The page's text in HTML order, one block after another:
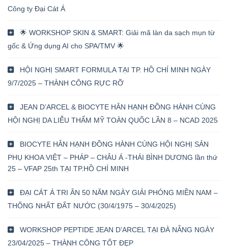
Công ty Đại Cát Á
🌟 WORKSHOP SKIN & SMART: Giải mã làn da sạch mụn từ
gốc & Ứng dụng AI cho SPA/TMV 🌟
HỘI NGHỊ SMART FORMULA TẠI TP. HỒ CHÍ MINH NGÀY
9/7/2025 – THÀNH CÔNG RỰC RỠ
JEAN D’ARCEL & BIOCYTE HÂN HẠNH ĐỒNG HÀNH CÙNG
HỘI NGHỊ DA LIỄU THẨM MỸ TOÀN QUỐC LẦN 8 – NCAD 2025
BIOCYTE HÂN HẠNH ĐỒNG HÀNH CÙNG HỘI NGHỊ SẢN
PHỤ KHOA VIỆT – PHÁP – CHÂU Á -THÁI BÌNH DƯƠNG lần thứ
25 – VFAP 25th TẠI TP.HỒ CHÍ MINH
ĐẠI CÁT Á TRI ÂN 50 NĂM NGÀY GIẢI PHÓNG MIỀN NAM –
THỐNG NHẤT ĐẤT NƯỚC (30/4/1975 – 30/4/2025)
WORKSHOP PEPTIDE JEAN D’ARCEL TẠI ĐÀ NẴNG NGÀY
23/04/2025 – THÀNH CÔNG TỐT ĐẸP